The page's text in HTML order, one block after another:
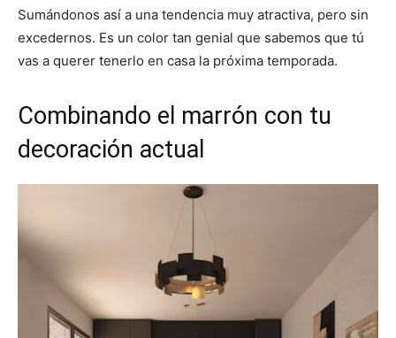
Sumándonos así a una tendencia muy atractiva, pero sin
excedernos. Es un color tan genial que sabemos que tú
vas a querer tenerlo en casa la próxima temporada.
Combinando el marrón con tu
decoración actual